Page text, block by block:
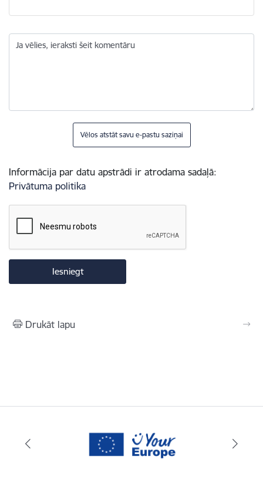
Ja vēlies, ieraksti šeit komentāru
Vēlos atstāt savu e-pastu saziņai
Informācija par datu apstrādi ir atrodama sadaļā:
Privātuma politika
Drukāt lapu